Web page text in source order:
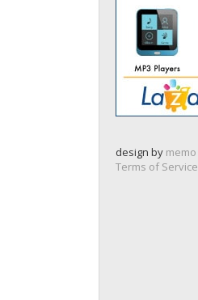
design by memo
Terms of Service